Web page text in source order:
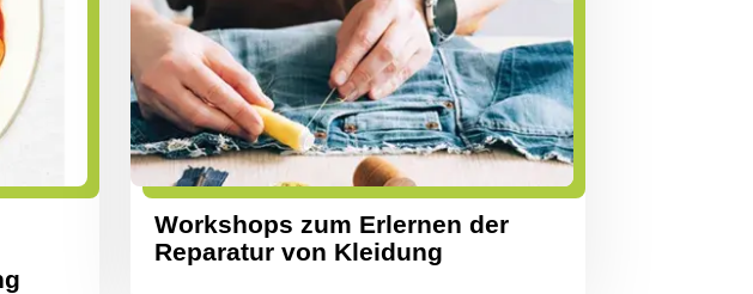
Workshops zum Erlernen der
Reparatur von Kleidung